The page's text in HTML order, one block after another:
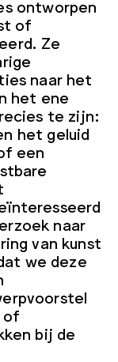
ontworpen
of
Ze
naar het
het ene
te zijn:
het geluid
een
naar
van kunst
we deze
of
bij de